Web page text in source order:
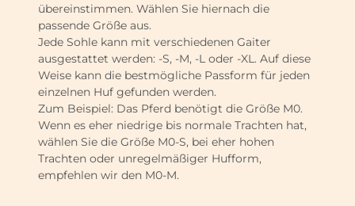
übereinstimmen. Wählen Sie hiernach die
passende Größe aus.
Jede Sohle kann mit verschiedenen Gaiter
ausgestattet werden: -S, -M, -L oder -XL. Auf diese
Weise kann die bestmögliche Passform für jeden
einzelnen Huf gefunden werden.
Zum Beispiel: Das Pferd benötigt die Größe M0.
Wenn es eher niedrige bis normale Trachten hat,
wählen Sie die Größe M0-S, bei eher hohen
Trachten oder unregelmäßiger Hufform,
empfehlen wir den M0-M.